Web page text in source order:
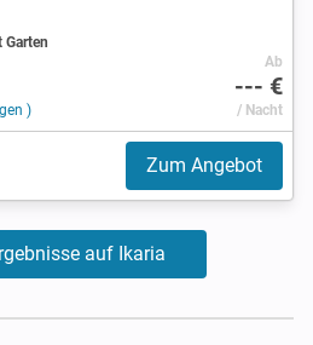
Garten
)
Ab
--- €
/ Nacht
Zum Angebot
auf Ikaria